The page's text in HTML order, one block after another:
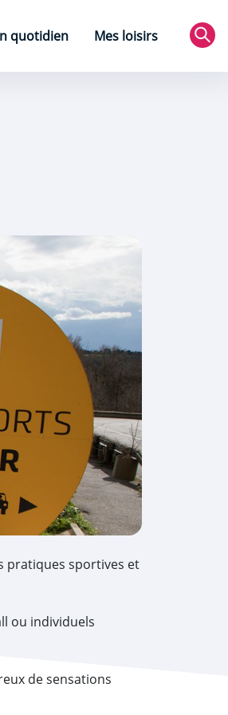
quotidien
Mes loisirs
pratiques sportives et
ou individuels
de sensations